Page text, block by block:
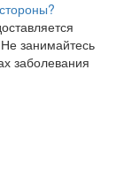
занимайтесь
заболевания